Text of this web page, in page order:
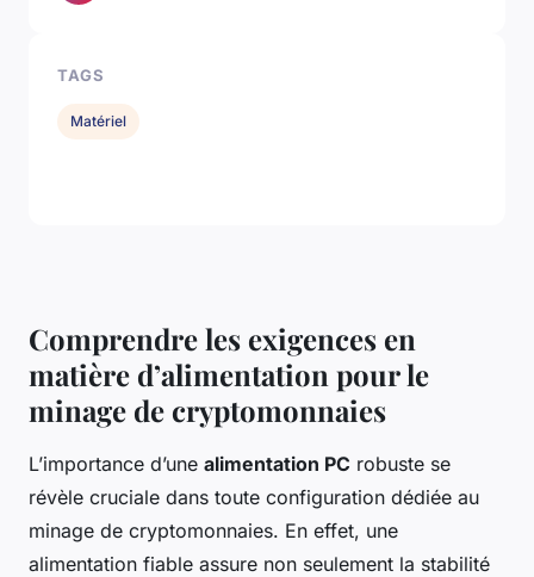
Comprendre les exigences en
matière d’alimentation pour le
minage de cryptomonnaies
L’importance d’une alimentation PC robuste se
révèle cruciale dans toute configuration dédiée au
minage de cryptomonnaies. En effet, une
alimentation fiable assure non seulement la stabilité
TAGS
Matériel